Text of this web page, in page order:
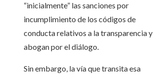
“inicialmente” las sanciones por
incumplimiento de los códigos de
conducta relativos a la transparencia y
abogan por el diálogo.
Sin embargo, la vía que transita esa